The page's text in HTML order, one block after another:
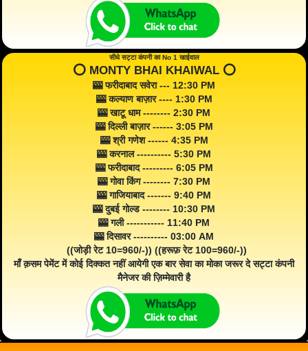
सीधे सट्टा कंपनी का No 1 खाईवाल
⭕️ MONTY BHAI KHAIWAL ⭕️
🎰 फरीदाबाद सवेरा --- 12:30 PM
🎰 कल्याण बाज़ार ---- 1:30 PM
🎰 खाटू धाम -------- 2:30 PM
🎰 दिल्ली बाज़ार ------ 3:05 PM
🎰 श्री गणेश ------ 4:35 PM
🎰 करनाल ---------- 5:30 PM
🎰 फरीदाबाद --------- 6:05 PM
🎰 गोवा किंग -------- 7:30 PM
🎰 गाजियाबाद ------- 9:40 PM
🎰 दुबई गोल्ड -------- 10:30 PM
🎰 गली ----------- 11:40 PM
🎰 दिसावर ---------- 03:00 AM
((जोड़ी रेट 10=960/-)) ((हरूफ़ रेट 100=960/-))
माँ क़सम पेमेंट में कोई दिक्कत नहीं आयेगी एक बार सेवा का मोका जरूर दे सट्टा कंपनी
मैनेजर की ज़िम्मेवारी है